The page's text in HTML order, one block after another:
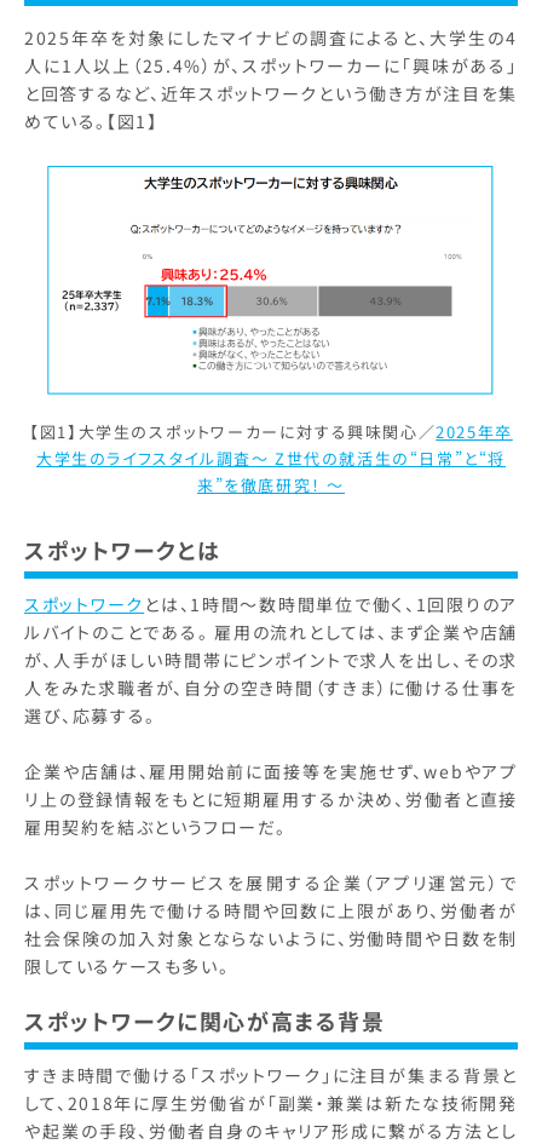
2025年卒を対象にしたマイナビの調査によると、大学生の4
人に1人以上（25.4%）が、スポットワーカーに「興味がある」
と回答するなど、近年スポットワークという働き方が注目を集
めている。【図1】
【図1】大学生のスポットワーカーに対する興味関心／2025年卒
大学生のライフスタイル調査～ Z世代の就活生の“日常”と“将
来”を徹底研究！ ～
スポットワークとは
スポットワーク とは、1時間～数時間単位で働く、1回限りのア
ルバイトのことである。 雇用の流れとしては、まず企業や店舗
が、人手がほしい時間帯にピンポイントで求人を出し、その求
人をみた求職者が、自分の空き時間（すきま）に働ける仕事を
選び、応募する。
企業や店舗は、雇用開始前に面接等を実施せず、webやアプ
リ上の登録情報をもとに短期雇用するか決め、労働者と直接
雇用契約を結ぶというフローだ。
スポットワークサービスを展開する企業（アプリ運営元）で
は、同じ雇用先で働ける時間や回数に上限があり、労働者が
社会保険の加入対象とならないように、労働時間や日数を制
限しているケースも多い。
スポットワークに関心が高まる背景
すきま時間で働ける「スポットワーク」に注目が集まる背景と
して、2018年に厚生労働省が「副業・兼業は新たな技術開発
や起業の手段、労働者自身のキャリア形成に繋がる方法とし